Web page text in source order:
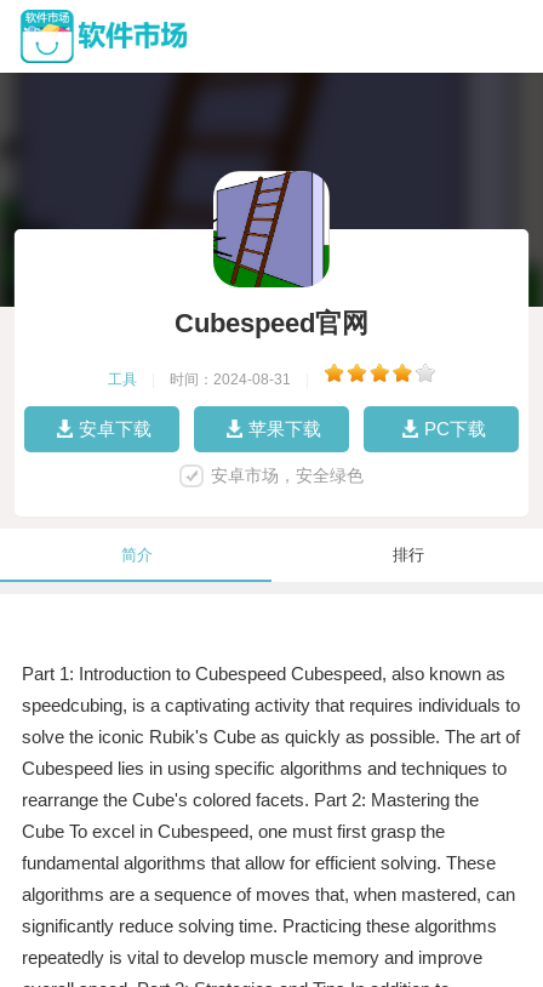
Cubespeed官网
工具 时间：2024-08-31
安卓下载 苹果下载 PC下载
安卓市场，安全绿色
简介 排行
Part 1: Introduction to Cubespeed Cubespeed, also known as
speedcubing, is a captivating activity that requires individuals to
solve the iconic Rubik's Cube as quickly as possible. The art of
Cubespeed lies in using specific algorithms and techniques to
rearrange the Cube's colored facets. Part 2: Mastering the
Cube To excel in Cubespeed, one must first grasp the
fundamental algorithms that allow for efficient solving. These
algorithms are a sequence of moves that, when mastered, can
significantly reduce solving time. Practicing these algorithms
repeatedly is vital to develop muscle memory and improve